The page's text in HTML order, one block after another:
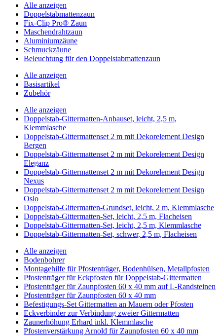
Alle anzeigen
Doppelstabmattenzaun
Fix-Clip Pro® Zaun
Maschendrahtzaun
Aluminiumzäune
Schmuckzäune
Beleuchtung für den Doppelstabmattenzaun
Alle anzeigen
Basisartikel
Zubehör
Alle anzeigen
Doppelstab-Gittermatten-Anbauset, leicht, 2,5 m,
Klemmlasche
Doppelstab-Gittermattenset 2 m mit Dekorelement Design
Bergen
Doppelstab-Gittermattenset 2 m mit Dekorelement Design
Eleganz
Doppelstab-Gittermattenset 2 m mit Dekorelement Design
Nexus
Doppelstab-Gittermattenset 2 m mit Dekorelement Design
Oslo
Doppelstab-Gittermatten-Grundset, leicht, 2 m, Klemmlasche
Doppelstab-Gittermatten-Set, leicht, 2,5 m, Flacheisen
Doppelstab-Gittermatten-Set, leicht, 2,5 m, Klemmlasche
Doppelstab-Gittermatten-Set, schwer, 2,5 m, Flacheisen
Alle anzeigen
Bodenbohrer
Montagehilfe für Pfostenträger, Bodenhülsen, Metallpfosten
Pfostenträger für Eckpfosten für Doppelstab-Gittermatten
Pfostenträger für Zaunpfosten 60 x 40 mm auf L-Randsteinen
Pfostenträger für Zaunpfosten 60 x 40 mm
Befestigungs-Set Gittermatten an Mauern oder Pfosten
Eckverbinder zur Verbindung zweier Gittermatten
Zaunerhöhung Erhard inkl. Klemmlasche
Pfostenverstärkung Arnold für Zaunpfosten 60 x 40 mm